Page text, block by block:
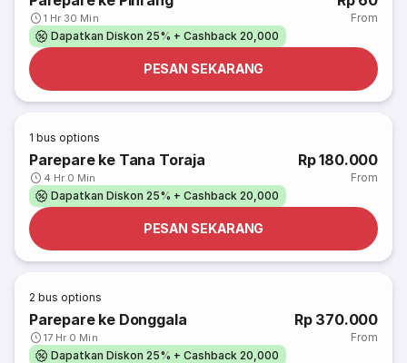
1 Hr 30 Min
From
Dapatkan Diskon 25% + Cashback 20,000
PESAN SEKARANG
1 bus options
Parepare ke Tana Toraja
4 Hr 0 Min
Rp 180.000
From
Dapatkan Diskon 25% + Cashback 20,000
PESAN SEKARANG
2 bus options
Parepare ke Donggala
17 Hr 0 Min
Rp 370.000
From
Dapatkan Diskon 25% + Cashback 20,000